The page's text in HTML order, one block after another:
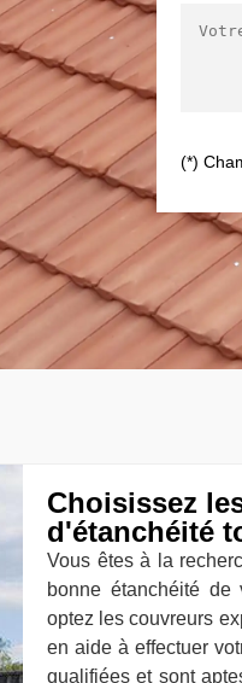
(*)
Choisissez
d'étanchéité
Vous êtes à la
bonne étanchéité
optez les couvreurs
en aide à effectuer
qualifiées et sont